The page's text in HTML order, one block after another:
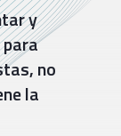
y
no
la